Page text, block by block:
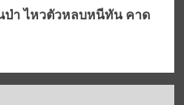
ป่า ไหวตัวหลบหนีทัน คาด